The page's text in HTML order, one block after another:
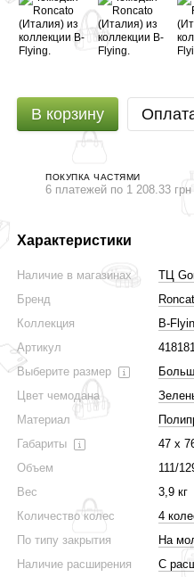
В корзину
ПОКУПКА ЧАСТЯМИ
6 платежей по 1 208.33 грн
Характеристики
Наличие в магазинах
ТЦ
Бренд
Коллекция
B-
Артикул
Выберите размер
Цвет чемодана
Материал
Габариты
47 х
Объем
111/
Вес
3,9 кг
Количество колес
4
По типу закрытия
На
Наличие расширения
С